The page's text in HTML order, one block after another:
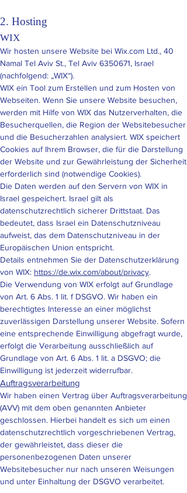
2. Hosting
WIX
Wir hosten unsere Website bei Wix.com Ltd., 40
Namal Tel Aviv St., Tel Aviv 6350671, Israel
(nachfolgend: „WIX“).
WIX ein Tool zum Erstellen und zum Hosten von
Webseiten. Wenn Sie unsere Website besuchen,
werden mit Hilfe von WIX das Nutzerverhalten, die
Besucherquellen, die Region der Websitebesucher
und die Besucherzahlen analysiert. WIX speichert
Cookies auf Ihrem Browser, die für die Darstellung
der Website und zur Gewährleistung der Sicherheit
erforderlich sind (notwendige Cookies).
Die Daten werden auf den Servern von WIX in
Israel gespeichert. Israel gilt als
datenschutzrechtlich sicherer Drittstaat. Das
bedeutet, dass Israel ein Datenschutzniveau
aufweist, das dem Datenschutzniveau in der
Europäischen Union entspricht.
Details entnehmen Sie der Datenschutzerklärung
von WIX: https://de.wix.com/about/privacy.
Die Verwendung von WIX erfolgt auf Grundlage
von Art. 6 Abs. 1 lit. f DSGVO. Wir haben ein
berechtigtes Interesse an einer möglichst
zuverlässigen Darstellung unserer Website. Sofern
eine entsprechende Einwilligung abgefragt wurde,
erfolgt die Verarbeitung ausschließlich auf
Grundlage von Art. 6 Abs. 1 lit. a DSGVO; die
Einwilligung ist jederzeit widerrufbar.
Auftragsverarbeitung
Wir haben einen Vertrag über Auftragsverarbeitung
(AVV) mit dem oben genannten Anbieter
geschlossen. Hierbei handelt es sich um einen
datenschutzrechtlich vorgeschriebenen Vertrag,
der gewährleistet, dass dieser die
personenbezogenen Daten unserer
Websitebesucher nur nach unseren Weisungen
und unter Einhaltung der DSGVO verarbeitet.